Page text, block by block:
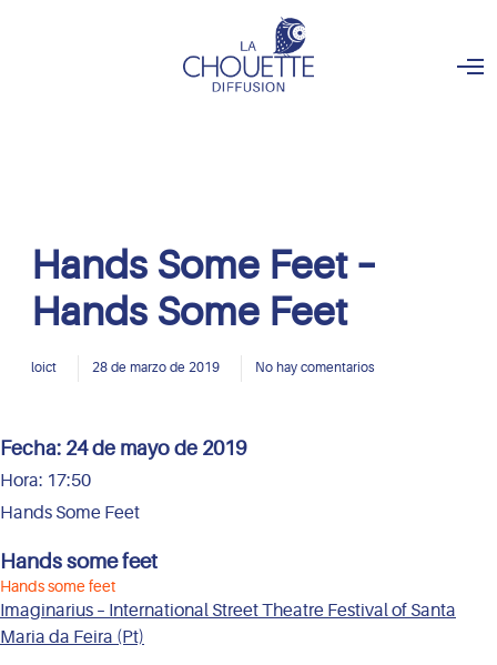
O
Hands Some Feet –
Hands Some Feet
loict 28 de marzo de 2019 No hay comentarios
Fecha: 24 de mayo de 2019
Hora: 17:50
Hands Some Feet
Hands some feet
Hands some feet
Imaginarius – International Street Theatre Festival of Santa
Maria da Feira (Pt)